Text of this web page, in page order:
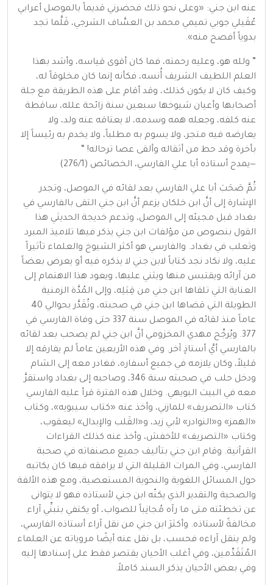
عنه ابن جني: «وعلى نحو ذلك فحضرني قديماً بالموصل أعرابي
عُقَيلي جوبي تميمي محمد بن العسَّاف الشرجي، قَلَّما تجد
بدوياً أفصح منه».
” ولله هو، وعليه رحمته، فما كان أقوى قياسه، وأشد بهذا
العلم اللطيف الشريف أُنسه، فكأنه إنما كان مخلوقاً له،
وكيف كان لا يكون كذلك، وقد أقام على هذه الطريقة مع جلة
أصحابها وأعيان شيوخها سبعين سنة زائحة علله، ساقطة
عنه كلفه، وجعله همه وسدمه، لا يعتاقه عنه ولد، ولا
يعارضه فيه متجر، ولا يسوم به مطلباً، ولا يخدم به رئيساً إلا
بأخرة وقد حط من أثقاله وألقى عصا ترحاله! “
—يمدح أستاذه أبا علي الفارسي‏،‏ الخصائص (276/1)
ثُمَّ صَحَبَ أبا علي الفارسي بعد لقائه في الموصل، وتجدر
الإشارة إلى أنَّ ابن خلكان يزعم أنَّ ابن جني التقى بالفارسي في
بغداد قبل مجيئه إلى الموصل، وتدعم خديجة الحديثي هذا
القول بنصوص من مؤلفات ابن جني يذكر فيها تلاميذ المبرد
وثعلب في بغداد. والفارسي هو أكثر الشيوخ والعلماء تأثيراً
عليه، ولا نكاد نجد كتاباً لابن جني لا يذكره فيه أو يعرض بعضاً
من آرائه ويقتبس منها ويثني عليها، ويعود هذا الاهتمام إلى
العناية التي تلقاها ابن جني من قِبَلِه، وإلى المُدَّة الزمنية
الطويلة التي قضاها ابن جني في صحبته، وتُقَدَّر بحوالي 40
عاماً منذ لقائه في الموصل سنة 337 حتى وفاة الفارسي في
377. ويُرجِّح مهدي المخزومي أنَّ ابن جني لم يصحب بعد لقائه
بالفارسي أيَّ أستاذٍ آخر. وفي هذه الأربعين عاماً لم يفارقه إلا
قليلاً، وكان يلازمه في جميع أسفاره، فغادر معه إلى الشام
ودخل حلب في صحبته سنة 346، وصاحبه إلى بغداد واستقرَّ
معه في البيت البويهي. وخلال هذه الفترة قرأ عليه الفارسي
كتاب «التصريف» للمازني، وأخذ عنه «كتاب سيبويه»، وكتاب
«الهمز» و«النوادر» لأبي زيد، و«القَلب والإبدال» ليعقوب،
وكتاب «التصريف» للأخفش، وأخذ عنه كذلك القراءات
القرآنية. وقام ابن جني بتأليف جميع مصنفاته في صحبة
الفارسي، وفي المرات القليلة التي لا يرافقه فيها كان يكاتبه
حول المسائل اللغوية والنحوية المستعصية، ومع هذه الألفة
والصحبة والتقدير الذي يكنّه ابن جني لأستاذه فهو لا يتوانى
عن تخطئته متى ما رآه مُجانِباً للصواب، أو يكتفي بتبنِّي آراء
مخالفةً لأستاذه. وأكثرَ ابن جني من نقل آراء أستاذه الفارسي،
ولم ينقل آراءه فحسب، بل نقل عنه أيضًا مروياته عن العلماء
المُتَقَدِّمين، وفي أغلب الأحيان يقتصر فقط على إسنادها إليه
وفي بعض الأحيان يذكر السند كاملاً.